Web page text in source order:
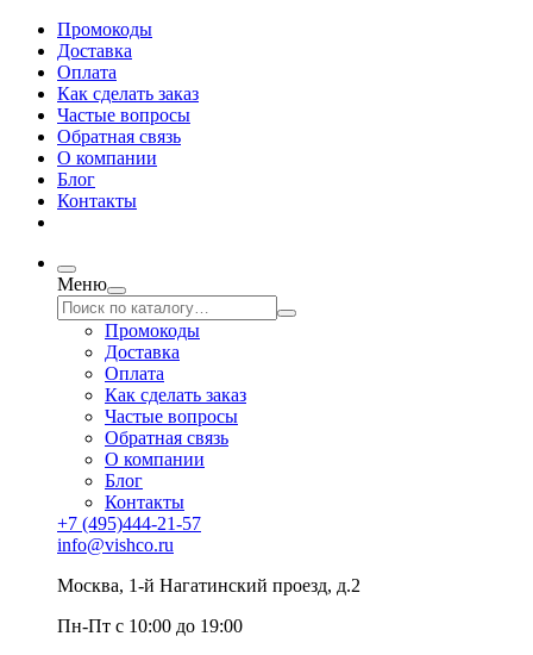
Промокоды
Доставка
Оплата
Как сделать заказ
Частые вопросы
Обратная связь
О компании
Блог
Контакты
Меню
Промокоды
Доставка
Оплата
Как сделать заказ
Частые вопросы
Обратная связь
О компании
Блог
Контакты
+7 (495)444-21-57
info@vishco.ru
Москва, 1-й Нагатинский проезд, д.2
Пн-Пт с 10:00 до 19:00